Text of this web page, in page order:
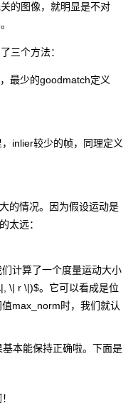
的图像，就明显是不对
三个方法：
最少的goodmatch定义
inlier较少的帧，同理定义
的情况。因为假设运动是
太远：
计算了一个度量运动大小
\| r \|)$。它可以看成是位
max_norm时，我们就认
本能保持正确啦。下面是